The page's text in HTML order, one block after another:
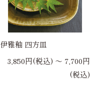
伊雅釉 四方皿
3,850円(税込) 〜 7,700円
(税込)